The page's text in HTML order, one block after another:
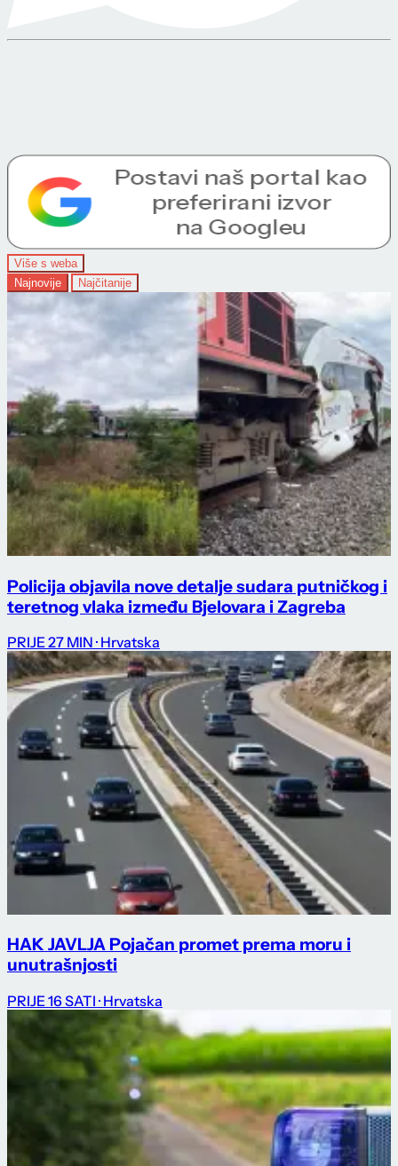
Više s weba
Najnovije
Najčitanije
Policija objavila nove detalje sudara putničkog i
teretnog vlaka između Bjelovara i Zagreba
PRIJE 27 MIN · Hrvatska
HAK JAVLJA Pojačan promet prema moru i
unutrašnjosti
PRIJE 16 SATI · Hrvatska